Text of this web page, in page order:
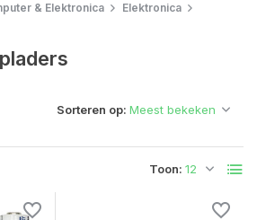
& Elektronica
Elektronica
Toon:
Sorteren op: